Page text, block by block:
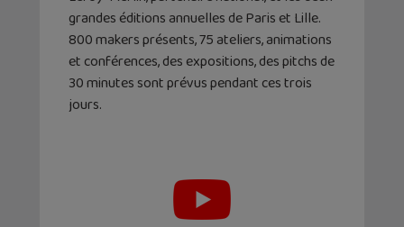
grandes éditions annuelles de Paris et Lille.
800 makers présents, 75 ateliers, animations
et conférences, des expositions, des pitchs de
30 minutes sont prévus pendant ces trois
jours.